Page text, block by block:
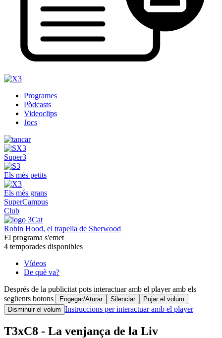
Programes
Pòdcasts
Videoclips
Jocs
Super3
Els més petits
Els més grans
SuperCampus
Club
Robin Hood, el trapella de Sherwood
El programa s'emet
4 temporades disponibles
Vídeos
De què va?
Després de la publicitat pots interactuar amb el player amb els
següents botons
Engegar/Aturar Silenciar
Pujar el volum
Disminuir el volum Instruccions per interactuar amb el player
T3xC8 - La venjança de la Liv